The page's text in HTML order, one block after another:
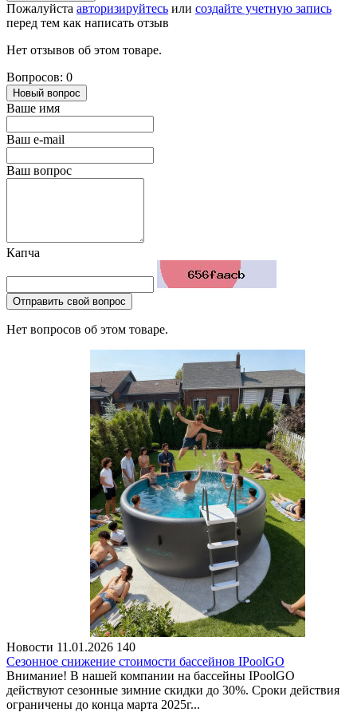
Пожалуйста авторизируйтесь или создайте учетную запись
перед тем как написать отзыв
Нет отзывов об этом товаре.
Вопросов: 0
Новый вопрос
Ваше имя
Ваш e-mail
Ваш вопрос
Капча
Отправить свой вопрос
Нет вопросов об этом товаре.
Новости 11.01.2026 140
Сезонное снижение стоимости бассейнов IPoolGO
Внимание! В нашей компании на бассейны IPoolGO
действуют сезонные зимние скидки до 30%. Сроки действия
ограничены до конца марта 2025г...